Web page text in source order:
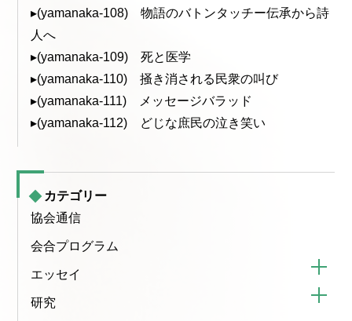
▸(yamanaka-108) 物語のバトンタッチー伝承から詩
人へ
▸(yamanaka-109) 死と医学
▸(yamanaka-110) 掻き消される民衆の叫び
▸(yamanaka-111) メッセージバラッド
▸(yamanaka-112) どじな庶民の泣き笑い
カテゴリー
協会通信
会合プログラム
エッセイ
研究